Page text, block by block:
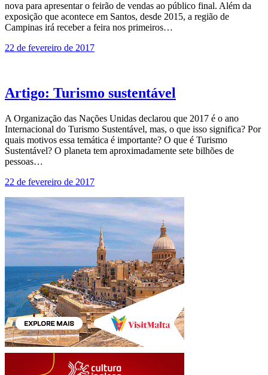
nova para apresentar o feirão de vendas ao público final. Além da
exposição que acontece em Santos, desde 2015, a região de
Campinas irá receber a feira nos primeiros…
22 de fevereiro de 2017
Artigo: Turismo sustentável
A Organização das Nações Unidas declarou que 2017 é o ano
Internacional do Turismo Sustentável, mas, o que isso significa? Por
quais motivos essa temática é importante? O que é Turismo
Sustentável? O planeta tem aproximadamente sete bilhões de
pessoas…
22 de fevereiro de 2017